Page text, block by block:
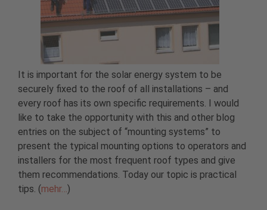
It is important for the solar energy system to be
securely fixed to the roof of all installations – and
every roof has its own specific requirements. I would
like to take the opportunity with this and other blog
entries on the subject of “mounting systems” to
present the typical mounting options to operators and
installers for the most frequent roof types and give
them recommendations. Today our topic is practical
tips. (mehr…)